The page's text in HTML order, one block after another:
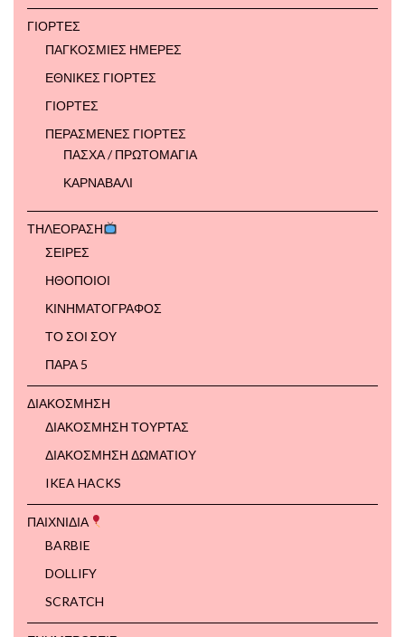
ΓΙΟΡΤΕΣ
ΠΑΓΚΟΣΜΙΕΣ ΗΜΕΡΕΣ
ΕΘΝΙΚΕΣ ΓΙΟΡΤΕΣ
ΓΙΟΡΤΕΣ
ΠΕΡΑΣΜΕΝΕΣ ΓΙΟΡΤΕΣ
ΠΑΣΧΑ / ΠΡΩΤΟΜΑΓΙΑ
ΚΑΡΝΑΒΑΛΙ
ΤΗΛΕΟΡΑΣΗ
ΣΕΙΡΕΣ
ΗΘΟΠΟΙΟΙ
ΚΙΝΗΜΑΤΟΓΡΑΦΟΣ
ΤΟ ΣΟΙ ΣΟΥ
ΠΑΡΑ 5
ΔΙΑΚΟΣΜΗΣΗ
ΔΙΑΚΟΣΜΗΣΗ ΤΟΥΡΤΑΣ
ΔΙΑΚΟΣΜΗΣΗ ΔΩΜΑΤΙΟΥ
IKEA HACKS
ΠΑΙΧΝΙΔΙΑ
BARBIE
DOLLIFY
SCRATCH